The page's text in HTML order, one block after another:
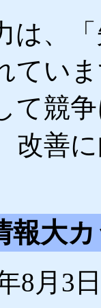
は、
てい
て競
改善
報大
8月3